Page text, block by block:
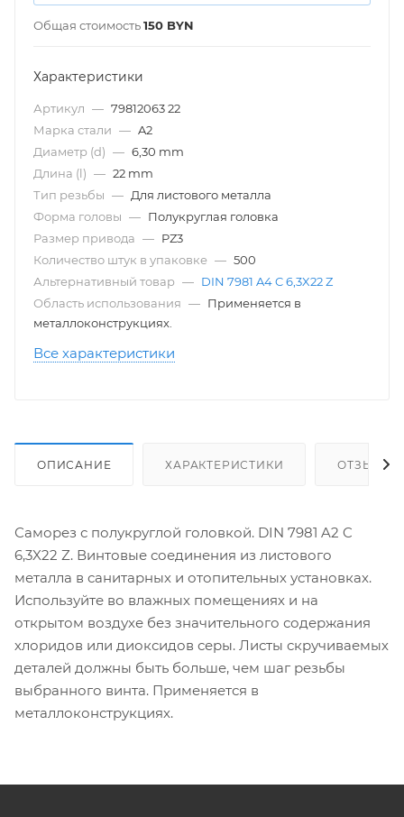
Общая стоимость150 BYN
Характеристики
Артикул — 79812063 22
Марка стали — A2
Диаметр (d) — 6,30 mm
Длина (l) — 22 mm
Тип резьбы — Для листового металла
Форма головы — Полукруглая головка
Размер привода — PZ3
Количество штук в упаковке — 500
Альтернативный товар — DIN 7981 A4 C 6,3X22 Z
Область использования — Применяется в
металлоконструкциях.
Все характеристики
ОПИСАНИЕ ХАРАКТЕРИСТИКИ ОТЗЫВЫ
Саморез с полукруглой головкой. DIN 7981 A2 C
6,3X22 Z. Винтовые соединения из листового
металла в санитарных и отопительных установках.
Используйте во влажных помещениях и на
открытом воздухе без значительного содержания
хлоридов или диоксидов серы. Листы скручиваемых
деталей должны быть больше, чем шаг резьбы
выбранного винта. Применяется в
металлоконструкциях.